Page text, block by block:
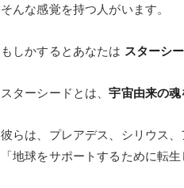
そんな感覚を持つ人がいます。
もしかするとあなたは スターシ
スターシードとは、宇宙由来の
彼らは、プレアデス、シリウス
「地球をサポートするために転